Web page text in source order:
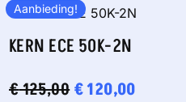
Aanbieding!
KERN ECE 50K-2N
€125,00 OORSPRONKELIJKE
€120,00HUIDIGE